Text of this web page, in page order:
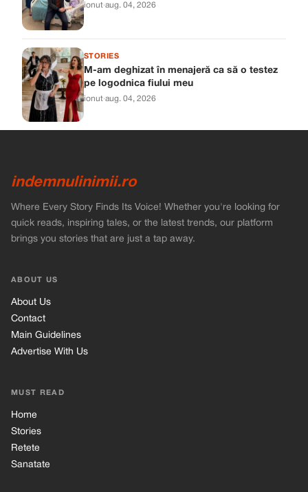
ionut·aug. 04, 2026
STORIES
M-am deghizat în menajeră ca să o testez
pe logodnica fiului meu
ionut·aug. 04, 2026
indemnulinimii.ro
Where Every Story Finds Its Voice! Whether you're looking for
quick reads, inspiring tales, or the latest trends, our platform
brings you stories that are just a tap away.
ABOUT US
About Us
Contact
Main Guidelines
Advertise With Us
MUST READ
Home
Stories
Retete
Sanatate